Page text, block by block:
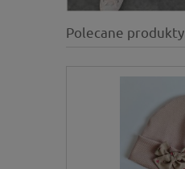
Polecane produkty